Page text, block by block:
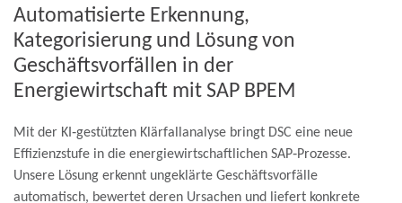
Automatisierte Erkennung,
Kategorisierung und Lösung von
Geschäftsvorfällen in der
Energiewirtschaft mit SAP BPEM
Mit der KI‑gestützten Klärfallanalyse bringt DSC eine neue
Effizienzstufe in die energiewirtschaftlichen SAP‑Prozesse.
Unsere Lösung erkennt ungeklärte Geschäftsvorfälle
automatisch, bewertet deren Ursachen und liefert konkrete